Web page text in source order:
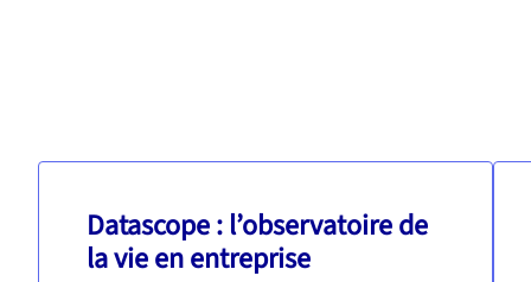
Datascope : l’observatoire de
la vie en entreprise